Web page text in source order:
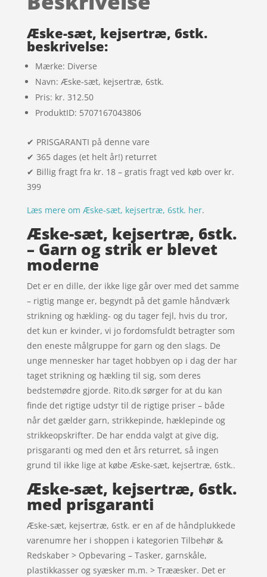
Æske-sæt, kejsertræ, 6stk.
beskrivelse:
Mærke: Diverse
Navn: Æske-sæt, kejsertræ, 6stk.
Pris: kr. 312.50
ProduktID: 5707167043806
✔ PRISGARANTI på denne vare
✔ 365 dages (et helt år!) returret
✔ Billig fragt fra kr. 18 – gratis fragt ved køb over kr.
399
Læs mere om Æske-sæt, kejsertræ, 6stk. her.
Æske-sæt, kejsertræ, 6stk.
– Garn og strik er blevet
moderne
Det er en dille, der ikke lige går over med det samme
– rigtig mange er, begyndt på det gamle håndværk
strikning og hækling- og du tager fejl, hvis du tror,
det kun er kvinder, vi jo fordomsfuldt betragter som
den eneste målgruppe for garn og den slags. De
unge mennesker har taget hobbyen op i dag der har
taget strikning og hækling til sig, som deres
bedstemødre gjorde. Rito.dk sørger for at du kan
finde det rigtige udstyr til de rigtige priser – både
når det gælder garn, strikkepinde, hæklepinde og
strikkeopskrifter. De har endda valgt at give dig,
prisgaranti og med den et års returret, så ingen
grund til ikke lige at købe Æske-sæt, kejsertræ, 6stk..
Æske-sæt, kejsertræ, 6stk.
med prisgaranti
Æske-sæt, kejsertræ, 6stk. er en af de håndplukkede
varenumre her i shoppen i kategorien Tilbehør &
Redskaber > Opbevaring – Tasker, garnskåle,
plastikkasser og syæsker m.m. > Trææsker. Det er